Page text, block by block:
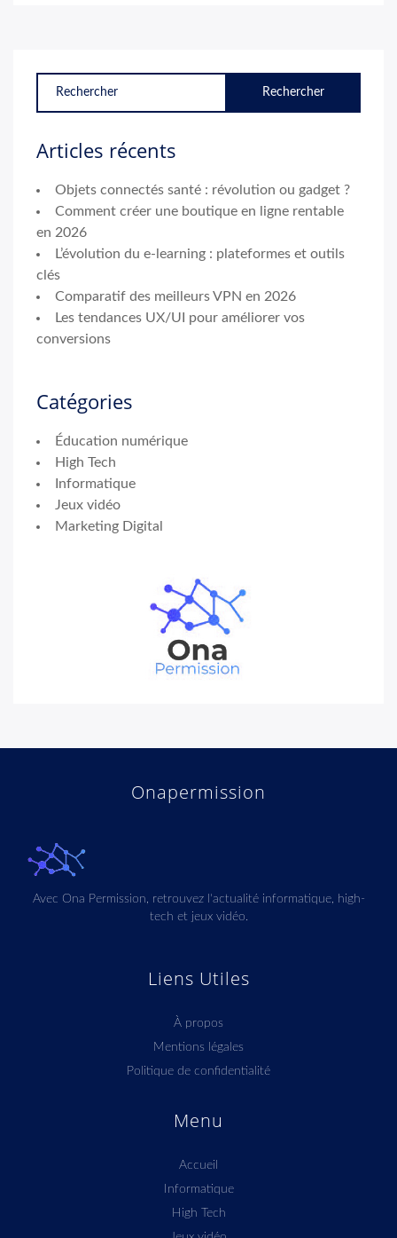
Articles récents
Objets connectés santé : révolution ou gadget ?
Comment créer une boutique en ligne rentable
en 2026
L’évolution du e-learning : plateformes et outils
clés
Comparatif des meilleurs VPN en 2026
Les tendances UX/UI pour améliorer vos
conversions
Catégories
Éducation numérique
High Tech
Informatique
Jeux vidéo
Marketing Digital
Onapermission
Avec Ona Permission, retrouvez l'actualité informatique, high-
tech et jeux vidéo.
Liens Utiles
À propos
Mentions légales
Politique de confidentialité
Menu
Accueil
Informatique
High Tech